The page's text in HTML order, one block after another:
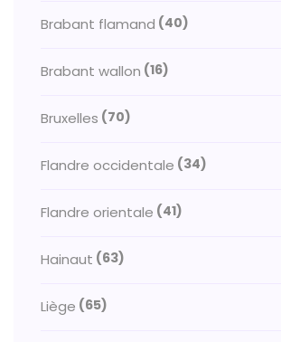
Brabant flamand (40)
Brabant wallon (16)
Bruxelles (70)
Flandre occidentale (34)
Flandre orientale (41)
Hainaut (63)
Liège (65)